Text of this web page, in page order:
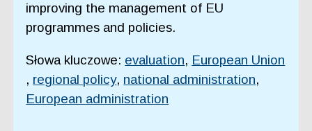
improving the management of EU
programmes and policies.
Słowa kluczowe: evaluation, European Union
, regional policy, national administration,
European administration